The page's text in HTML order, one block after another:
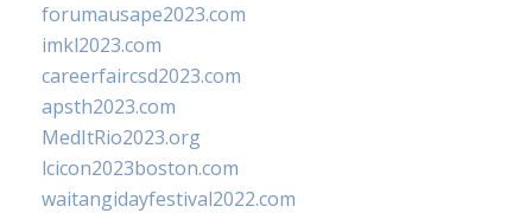
forumausape2023.com
imkl2023.com
careerfaircsd2023.com
apsth2023.com
MedItRio2023.org
lcicon2023boston.com
waitangidayfestival2022.com